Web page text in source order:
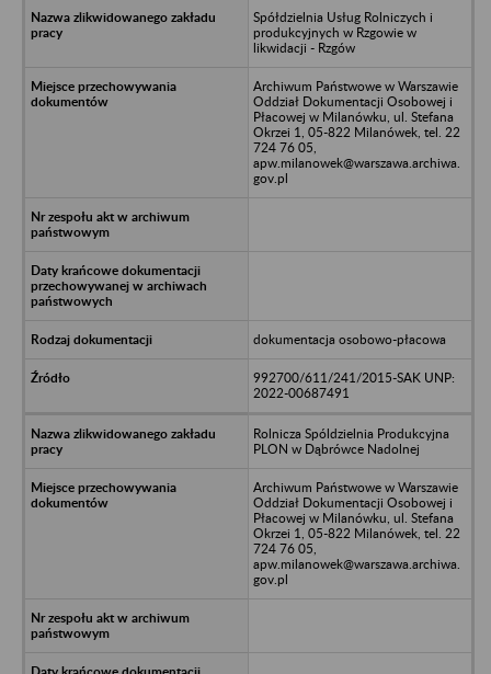
Spółdzielnia Usług Rolniczych i
produkcyjnych w Rzgowie w
likwidacji - Rzgów
Archiwum Państwowe w Warszawie
Oddział Dokumentacji Osobowej i
Płacowej w Milanówku, ul. Stefana
Okrzei 1, 05-822 Milanówek, tel. 22
724 76 05,
apw.milanowek@warszawa.archiwa.
gov.pl
dokumentacja osobowo-płacowa
992700/611/241/2015-SAK UNP:
2022-00687491
Rolnicza Spóldzielnia Produkcyjna
PLON w Dąbrówce Nadolnej
Archiwum Państwowe w Warszawie
Oddział Dokumentacji Osobowej i
Płacowej w Milanówku, ul. Stefana
Okrzei 1, 05-822 Milanówek, tel. 22
724 76 05,
apw.milanowek@warszawa.archiwa.
gov.pl